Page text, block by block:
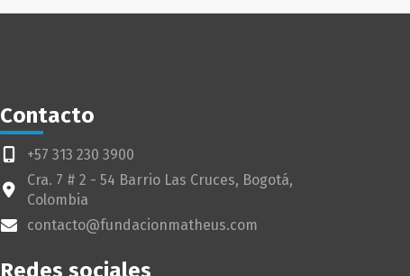
Contacto
+57 313 230 3900
Cra. 7 # 2 - 54 Barrio Las Cruces, Bogotá,
Colombia
contacto@fundacionmatheus.com
Redes sociales